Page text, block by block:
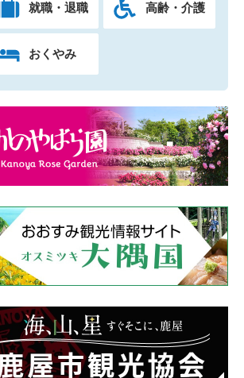
就職・退職 高齢・介護
おくやみ